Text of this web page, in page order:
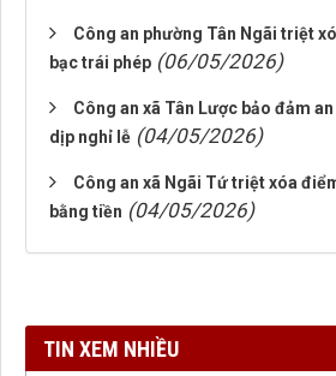
Công an phường Tân Ngãi triệt
bạc trái phép (06/05/2026)
Công an xã Tân Lược bảo đảm
dịp nghỉ lễ (04/05/2026)
Công an xã Ngãi Tứ triệt xóa
bằng tiền (04/05/2026)
TIN XEM NHIỀU